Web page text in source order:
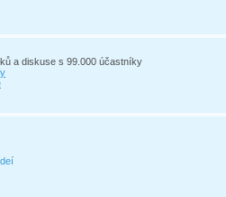
a diskuse s 99.000 účastníky